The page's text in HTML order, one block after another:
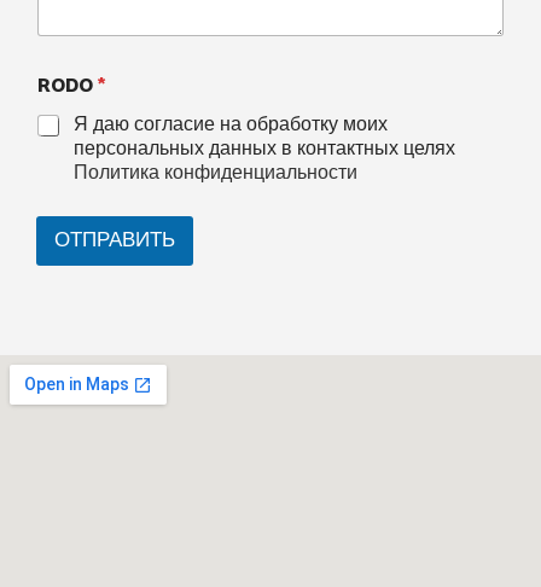
RODO*
Я даю согласие на обработку моих
персональных данных в контактных целях
Политика конфиденциальности
ОТПРАВИТЬ